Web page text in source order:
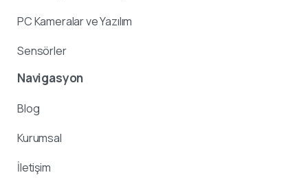
PC Kameralar ve Yazılım
Sensörler
Navigasyon
Blog
Kurumsal
İletişim